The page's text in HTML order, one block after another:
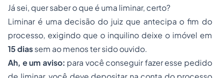
Já sei, quer saber o que é uma liminar, certo?
Liminar é uma decisão do juiz que antecipa o fim do
processo, exigindo que o inquilino deixe o imóvel em
15 diassem ao menos ter sido ouvido.
Ah, e um aviso: para você conseguir fazer esse pedido